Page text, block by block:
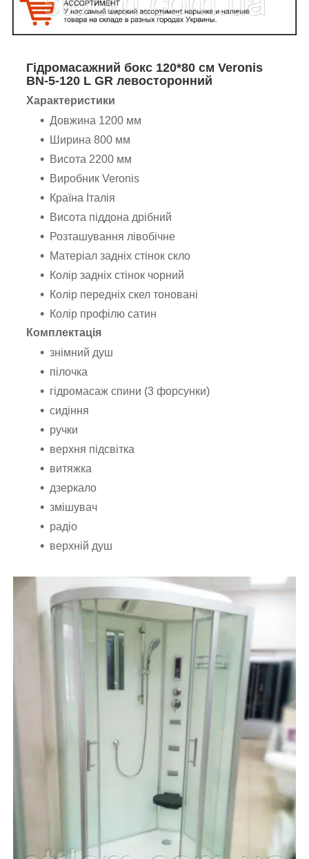
Гідромасажний бокс 120*80 см Veronis
BN-5-120 L GR левосторонний
Характеристики
Довжина 1200 мм
Ширина 800 мм
Висота 2200 мм
Виробник Veronis
Країна Італія
Висота піддона дрібний
Розташування лівобічне
Матеріал задніх стінок скло
Колір задніх стінок чорний
Колір передніх скел тоновані
Колір профілю сатин
Комплектація
знімний душ
пілочка
гідромасаж спини (3 форсунки)
сидіння
ручки
верхня підсвітка
витяжка
дзеркало
змішувач
радіо
верхній душ